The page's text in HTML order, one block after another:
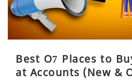
Best O7 Places to
at Accounts (New &